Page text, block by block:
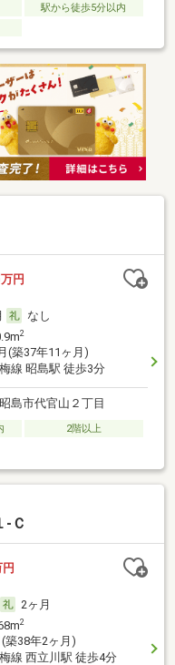
駅から徒歩5分以内
万円
なし
2
(築37年11ヶ月)
梅線 昭島駅 徒歩3分
島市代官山２丁目
2階以上
Ｃ
2ヶ月
2
築38年2ヶ月)
線 西立川駅 徒歩4分